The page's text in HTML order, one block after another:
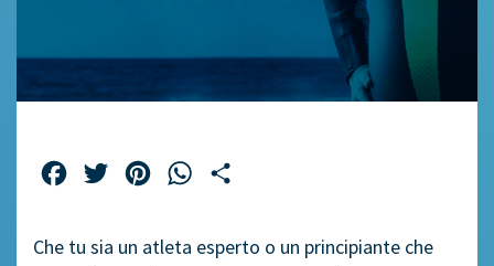
FacebookTwitterPinterestWhatsApp
Che tu sia un atleta esperto o un principiante che